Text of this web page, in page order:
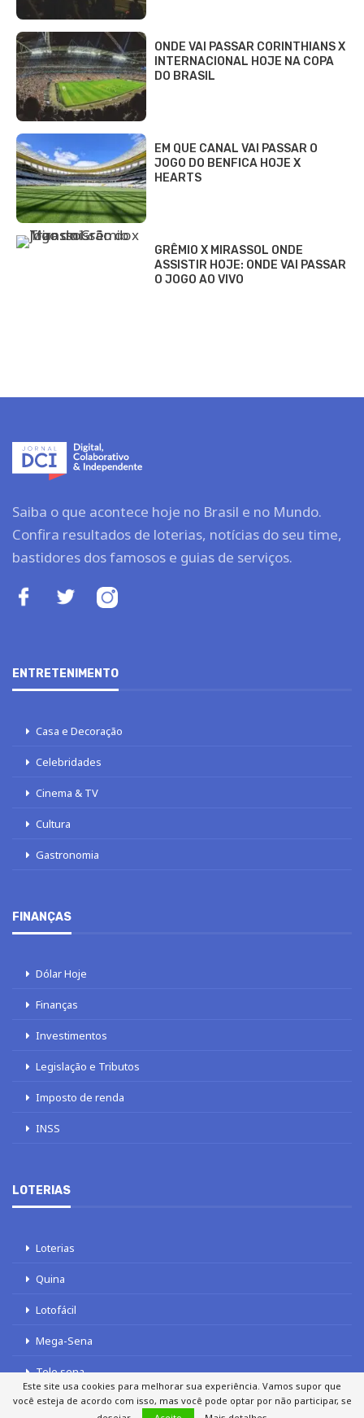
ONDE VAI PASSAR CORINTHIANS X
INTERNACIONAL HOJE NA COPA
DO BRASIL
EM QUE CANAL VAI PASSAR O
JOGO DO BENFICA HOJE X
HEARTS
GRÊMIO X MIRASSOL ONDE
ASSISTIR HOJE: ONDE VAI PASSAR
O JOGO AO VIVO
Saiba o que acontece hoje no Brasil e no Mundo.
Confira resultados de loterias, notícias do seu time,
bastidores dos famosos e guias de serviços.
ENTRETENIMENTO
Casa e Decoração
Celebridades
Cinema & TV
Cultura
Gastronomia
FINANÇAS
Dólar Hoje
Finanças
Investimentos
Legislação e Tributos
Imposto de renda
INSS
LOTERIAS
Loterias
Quina
Lotofácil
Mega-Sena
Tele sena
Este site usa cookies para melhorar sua experiência. Vamos supor que
você esteja de acordo com isso, mas você pode optar por não participar, se